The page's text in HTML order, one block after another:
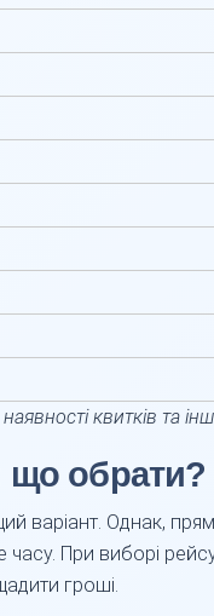
квитків та
що обрати?
варіант. Однак,
При виборі
гроші.